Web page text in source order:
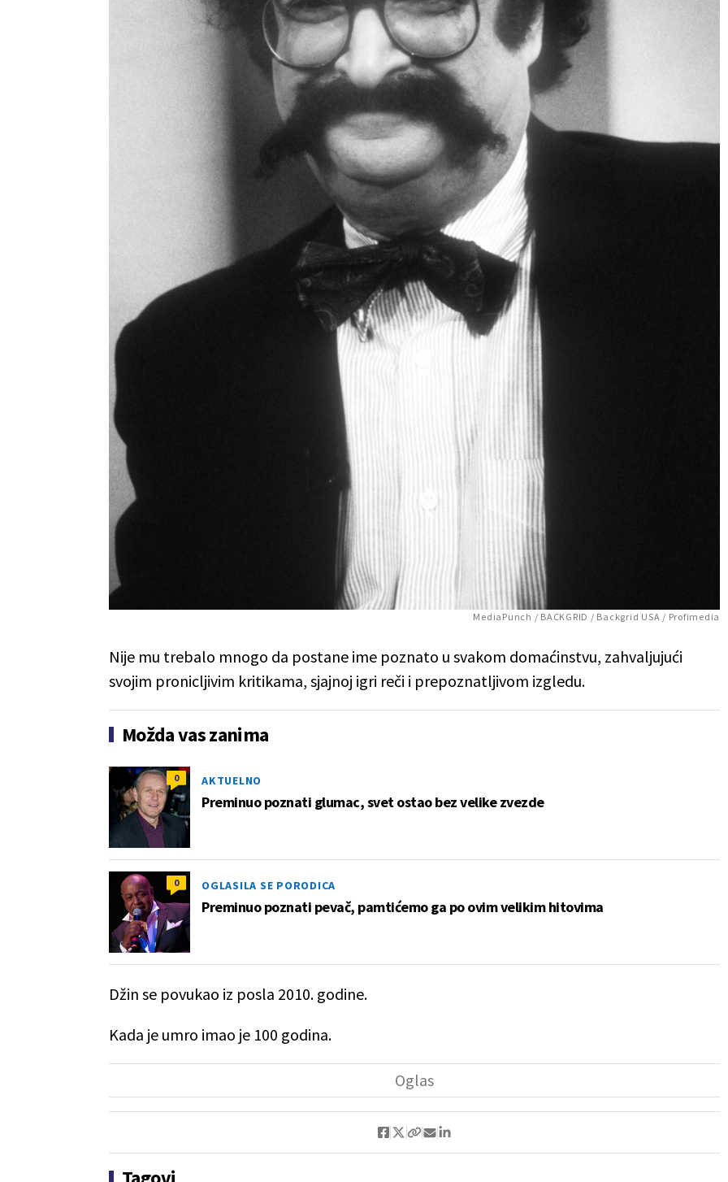
MediaPunch / BACKGRID / Backgrid USA / Profimedia
Nije mu trebalo mnogo da postane ime poznato u svakom domaćinstvu, zahvaljujući
svojim pronicljivim kritikama, sjajnoj igri reči i prepoznatljivom izgledu.
Možda vas zanima
0 AKTUELNO
Preminuo poznati glumac, svet ostao bez velike zvezde
0 OGLASILA SE PORODICA
Preminuo poznati pevač, pamtićemo ga po ovim velikim hitovima
Džin se povukao iz posla 2010. godine.
Kada je umro imao je 100 godina.